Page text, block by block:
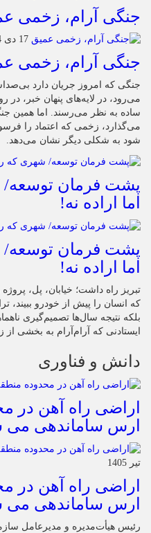
جنگی آرام، زخمی
17 دی 1404
جنگی آرام، زخمی
جنگی که امروز جریان دارد
می‌رود، در لایه‌های پنهان خبر،
ساده به نظر می‌رسند. اما همین
می‌گذارد، زخمی که اعتماد را
شود به شکلی دیگر نشان می‌دهد.
پشت فرمان
اما اراده نه!
پشت فرمان
اما اراده نه!
تبریز راه داشت؛ خیابان، پل،
که انسان را پیش از خودرو ببیند،
بلکه نتیجه سال‌ها تصمیم‌گیری
ایستادنی که آرام‌آرام به بخشی
دانش و فناوری
اراضی راه آهن در
ارس ساماندهی می
تیر 1405
اراضی راه آهن در
ارس ساماندهی می
رئیس هیأت‌مدیره و مدیرعامل